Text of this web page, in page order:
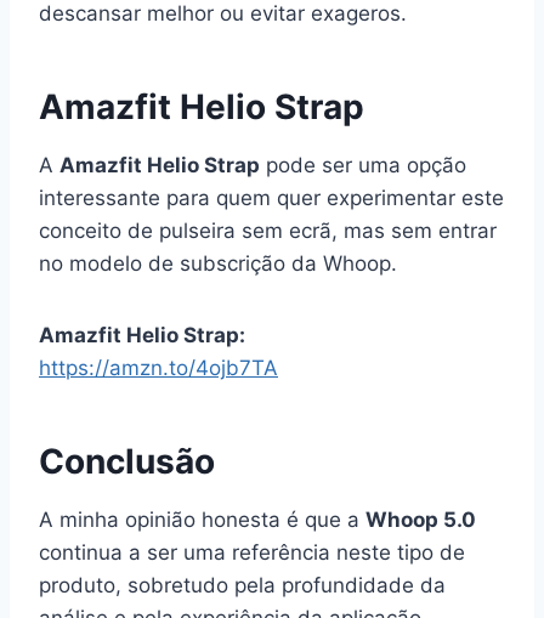
descansar melhor ou evitar exageros.
Amazfit Helio Strap
A Amazfit Helio Strap pode ser uma opção
interessante para quem quer experimentar este
conceito de pulseira sem ecrã, mas sem entrar
no modelo de subscrição da Whoop.
Amazfit Helio Strap:
https://amzn.to/4ojb7TA
Conclusão
A minha opinião honesta é que a Whoop 5.0
continua a ser uma referência neste tipo de
produto, sobretudo pela profundidade da